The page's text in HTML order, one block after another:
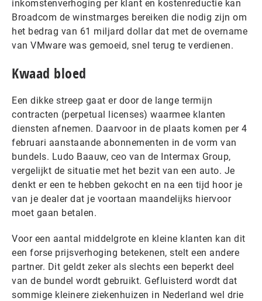
inkomstenverhoging per klant en kostenreductie kan
Broadcom de winstmarges bereiken die nodig zijn om
het bedrag van 61 miljard dollar dat met de overname
van VMware was gemoeid, snel terug te verdienen.
Kwaad bloed
Een dikke streep gaat er door de lange termijn
contracten (perpetual licenses) waarmee klanten
diensten afnemen. Daarvoor in de plaats komen per 4
februari aanstaande abonnementen in de vorm van
bundels. Ludo Baauw, ceo van de Intermax Group,
vergelijkt de situatie met het bezit van een auto. Je
denkt er een te hebben gekocht en na een tijd hoor je
van je dealer dat je voortaan maandelijks hiervoor
moet gaan betalen.
Voor een aantal middelgrote en kleine klanten kan dit
een forse prijsverhoging betekenen, stelt een andere
partner. Dit geldt zeker als slechts een beperkt deel
van de bundel wordt gebruikt. Gefluisterd wordt dat
sommige kleinere ziekenhuizen in Nederland wel drie